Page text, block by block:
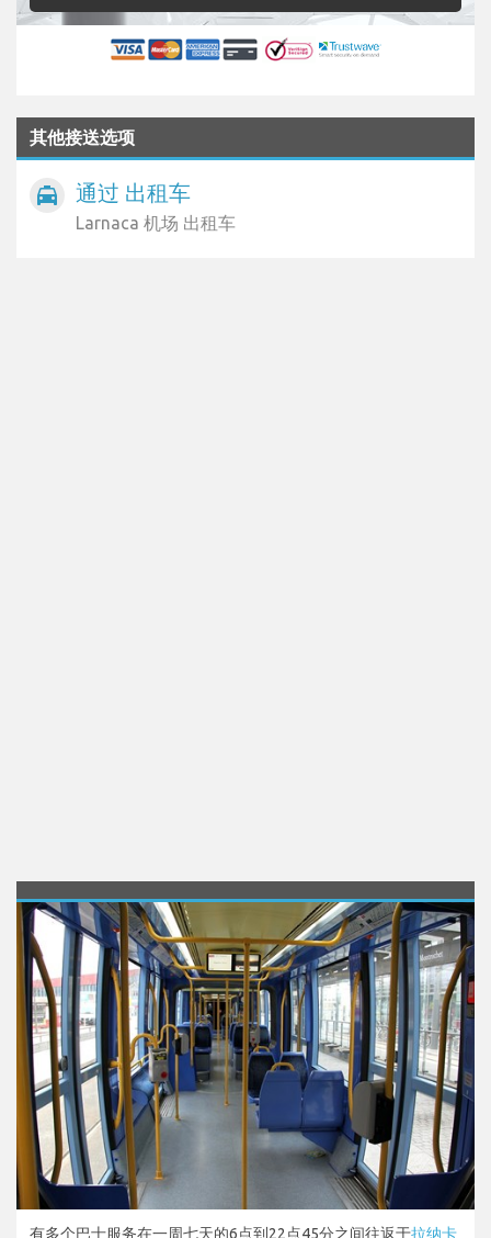
其他接送选项
local_taxi 通过 出租车
Larnaca 机场 出租车
有多个巴士服务在一周七天的6点到22点45分之间往返于拉纳卡